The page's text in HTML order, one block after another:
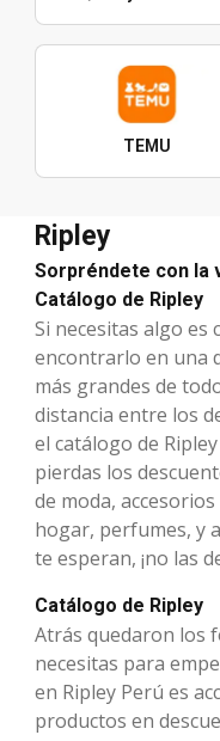
TEMU
Ripley
Sorpréndete con la
Catálogo de Ripley
Si necesitas algo es
encontrarlo en una
más grandes de
distancia entre los
el catálogo de
pierdas los
de moda,
hogar, perfumes, y
te esperan, ¡no las
Catálogo de Ripley
Atrás quedaron los
necesitas para
en Ripley Perú es
productos en